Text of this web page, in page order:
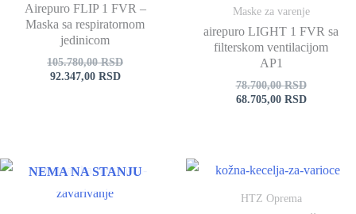
Airepuro FLIP 1 FVR –
Maska sa respiratornom
jedinicom
105.780,00RSD
92.347,00 RSD
Maske za varenje
airepuro LIGHT 1 FVR sa
filterskom ventilacijom
AP1
78.700,00RSD
68.705,00 RSD
NEMA NA STANJU
HTZ Oprema